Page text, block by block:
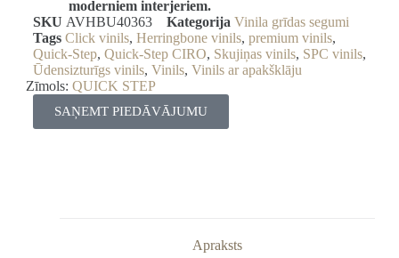
moderniem interjeriem.
SKU AVHBU40363 Kategorija Vinila grīdas segumi
Tags Click vinils, Herringbone vinils, premium vinils,
Quick-Step, Quick-Step CIRO, Skujiņas vinils, SPC vinils,
Ūdensizturīgs vinils, Vinils, Vinils ar apakšklāju
Zīmols: QUICK STEP
SAŅEMT PIEDĀVĀJUMU
Apraksts